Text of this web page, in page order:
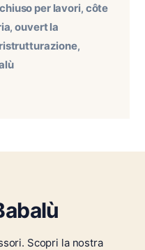
chiuso per lavori, côte
,ouvert la
ristrutturazione,
Scopri la nostra